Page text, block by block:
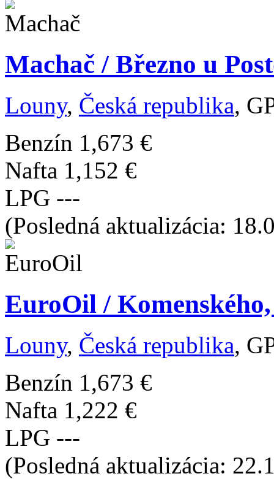
Machač / Březno u
Louny, Česká republika,
Benzín 1,673 €
Nafta 1,152 €
LPG ---
(Posledná aktualizácia:
EuroOil /
Louny, Česká republika,
Benzín 1,673 €
Nafta 1,222 €
LPG ---
(Posledná aktualizácia: